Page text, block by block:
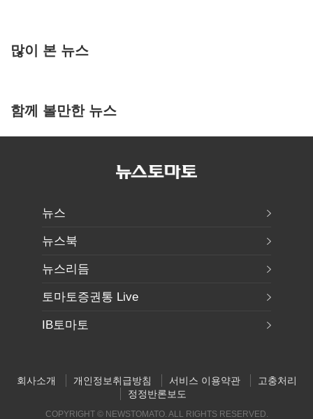
많이 본 뉴스
함께 볼만한 뉴스
뉴스
뉴스북
뉴스리듬
토마토증권통 Live
IB토마토
회사소개 개인정보취급방침 서비스 이용약관
고충처리
정정반론보도
COPYRIGHT © NEWSTOMATO. ALL RIGHTS RESERVED.